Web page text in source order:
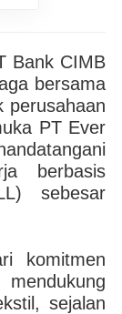
Bank CIMB
bersama
perusahaan
PT Ever
berbasis
sebesar
komitmen
sejalan